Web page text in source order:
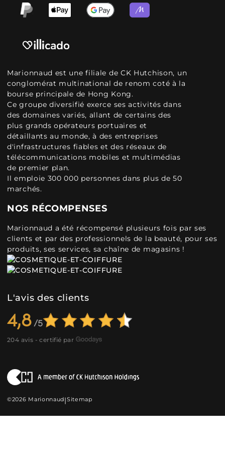
Marionnaud est une filiale de CK Hutchison, un
conglomérat multinational de renom coté à la
bourse principale de Hong Kong.
Ce groupe diversifié exerce ses activités dans
des domaines variés, allant de certains des
plus grands opérateurs portuaires et
détaillants au monde, à des entreprises
d'infrastructures fiables et des réseaux de
télécommunications mobiles et multimédias
de premier plan.
Il emploie 300 000 personnes dans plus de 50
marchés.
NOS RÉCOMPENSES
Marionnaud a été récompensé plusieurs fois par ses
clients et par des professionnels de la beauté, pour ses
produits, ses services, sa chaîne de magasins !
L'avis des clients
4,8
204 avis - certifié par
©2026 Marionnaud|Sitemap